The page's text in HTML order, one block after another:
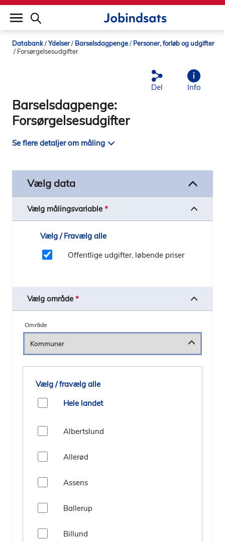
builddate: 2026-02-02 16:12:57
Databank Ydelser Barselsdagpenge
Personer, forløb og udgifter
Forsørgelsesudgifter